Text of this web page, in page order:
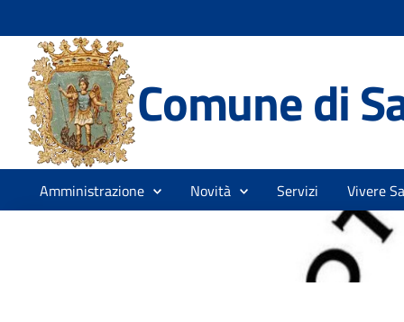
Comune di
Amministrazione Novità Servizi Vivere